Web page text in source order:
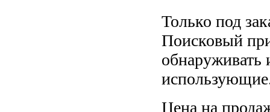
Только под
Поисковый
обнаруживать
Цена на